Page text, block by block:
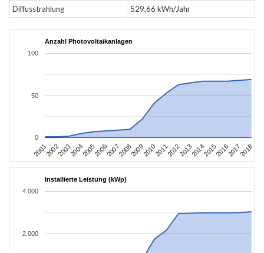
Diffusstrahlung
529,66 kWh/Jahr
Anzahl Photovoltaikanlagen
200120022003200420052006200720082009201020112012201320142015201620172018
0
50
100
Installierte Leistung (kWp)
2.000
4.000